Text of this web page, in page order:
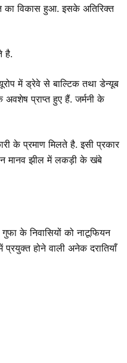
विकास हुआ. इसके अतिरिक्त
है.
में ड्रेवे से बाल्टिक तथा डेन्यूब
प्राप्त हुए हैं. जर्मनी के
के प्रमाण मिलते है. इसी प्रकार
मानव झील में लकड़ी के खंबे
के निवासियों को नाटूफियन
प्रयुक्त होने वाली अनेक दरातियाँ